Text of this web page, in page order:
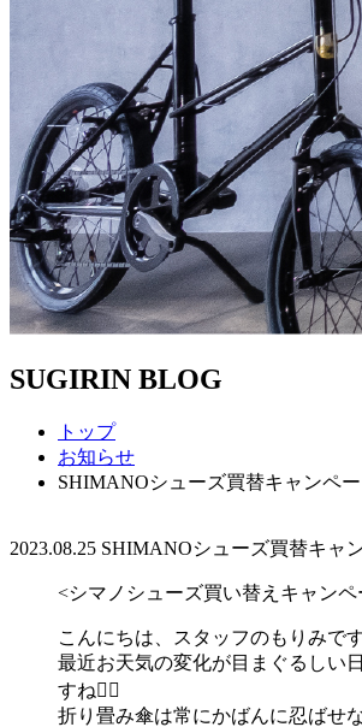
SUGIRIN BLOG
トップ
お知らせ
SHIMANOシューズ買替キャンペ
2023.08.25 SHIMANOシューズ買替キャ
<シマノシューズ買い替えキャンペ
こんにちは、スタッフのもりみで
最近お天気の変化が目まぐるしい
すね😵‍💫
折り畳み傘は常にかばんに忍ばせ